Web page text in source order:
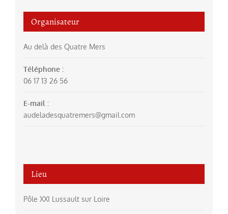
Organisateur
Au delà des Quatre Mers
Téléphone :
06 17 13 26 56
E-mail :
audeladesquatremers@gmail.com
Lieu
Pôle XXI Lussault sur Loire